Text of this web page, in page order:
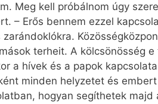
Meg kell próbálnom úgy
– Erős bennem ezzel
terheit. A kölcsönösség
a hívek és a papok
minden helyzetet és
hogyan segíthetek